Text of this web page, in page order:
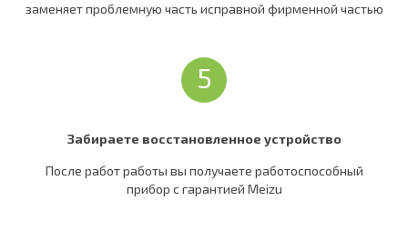
заменяет проблемную часть исправной фирменной частью
5
Забираете восстановленное устройство
После работ работы вы получаете работоспособный
прибор c гарантией Meizu